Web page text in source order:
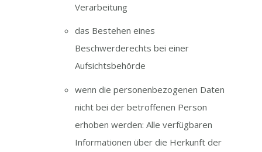
Verarbeitung
das Bestehen eines
Beschwerderechts bei einer
Aufsichtsbehörde
wenn die personenbezogenen Daten
nicht bei der betroffenen Person
erhoben werden: Alle verfügbaren
Informationen über die Herkunft der